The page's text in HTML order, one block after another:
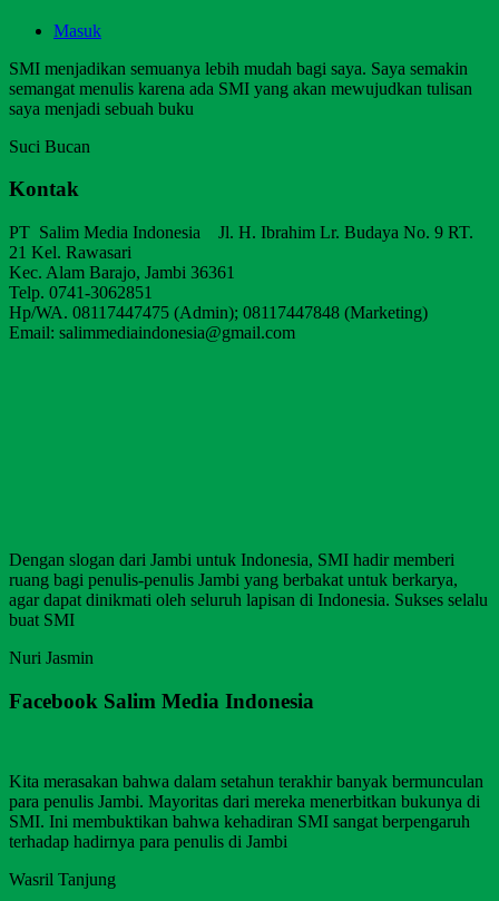
Masuk
SMI menjadikan semuanya lebih mudah bagi saya. Saya semakin
semangat menulis karena ada SMI yang akan mewujudkan tulisan
saya menjadi sebuah buku
Suci Bucan
Kontak
PT Salim Media Indonesia Jl. H. Ibrahim Lr. Budaya No. 9 RT.
21 Kel. Rawasari
Kec. Alam Barajo, Jambi 36361
Telp. 0741-3062851
Hp/WA. 08117447475 (Admin); 08117447848 (Marketing)
Email: salimmediaindonesia@gmail.com
Dengan slogan dari Jambi untuk Indonesia, SMI hadir memberi
ruang bagi penulis-penulis Jambi yang berbakat untuk berkarya,
agar dapat dinikmati oleh seluruh lapisan di Indonesia. Sukses selalu
buat SMI
Nuri Jasmin
Facebook Salim Media Indonesia
Kita merasakan bahwa dalam setahun terakhir banyak bermunculan
para penulis Jambi. Mayoritas dari mereka menerbitkan bukunya di
SMI. Ini membuktikan bahwa kehadiran SMI sangat berpengaruh
terhadap hadirnya para penulis di Jambi
Wasril Tanjung